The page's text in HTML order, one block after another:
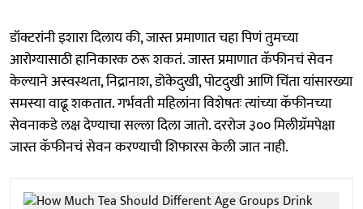
डॉक्टरांनी इशारा दिलाय की, जास्त प्रमाणात चहा पिणं तुमच्या
आरोग्यासाठी हानिकारक ठरू शकतं. जास्त प्रमाणात कॅफीनचं सेवन
केल्याने अस्वस्थता, निद्रानाश, डोकेदुखी, पोटदुखी आणि चिंता यांसारख्या
समस्या वाढू शकतात. गर्भवती महिलांना विशेषतः त्यांच्या कॅफीनच्या
सेवनाकडे लक्ष देण्याचा सल्ला दिला जातो. दररोज ३०० मिलीग्रॅमपेक्षा
जास्त कॅफीनचं सेवन करण्याची शिफारस केली जात नाही.